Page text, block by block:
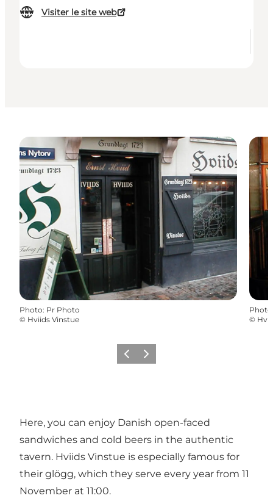
Visiter le site web
Photo: Pr Photo
© Hviids Vinstue
Photo
©
PrécédentSuivant
Here, you can enjoy Danish open-faced
sandwiches and cold beers in the authentic
tavern. Hviids Vinstue is especially famous for
their glögg, which they serve every year from 11
November at 11:00.